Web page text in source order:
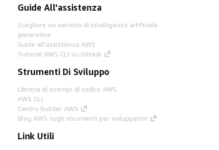
Guide All'assistenza
Scegliere un servizio di intelligenza artificiale
generativa
Guide all'assistenza AWS
Tutorial AWS CLI su GitHub
Strumenti Di Sviluppo
Libreria di esempi di codice AWS
AWS CLI
Centro builder AWS
Blog AWS sugli strumenti per sviluppatori
Link Utili